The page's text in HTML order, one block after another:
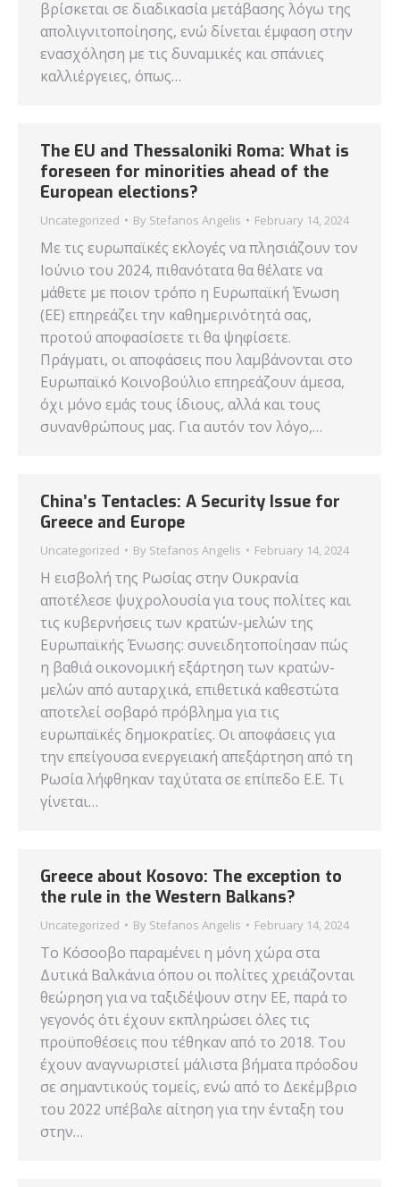
βρίσκεται σε διαδικασία μετάβασης λόγω της
απολιγνιτοποίησης, ενώ δίνεται έμφαση στην
ενασχόληση με τις δυναμικές και σπάνιες
καλλιέργειες, όπως…
The EU and Thessaloniki Roma: What is
foreseen for minorities ahead of the
European elections?
Uncategorized By Stefanos Angelis February 14, 2024
Με τις ευρωπαϊκές εκλογές να πλησιάζουν τον
Ιούνιο του 2024, πιθανότατα θα θέλατε να
μάθετε με ποιον τρόπο η Ευρωπαϊκή Ένωση
(ΕΕ) επηρεάζει την καθημερινότητά σας,
προτού αποφασίσετε τι θα ψηφίσετε.
Πράγματι, οι αποφάσεις που λαμβάνονται στο
Ευρωπαϊκό Κοινοβούλιο επηρεάζουν άμεσα,
όχι μόνο εμάς τους ίδιους, αλλά και τους
συνανθρώπους μας. Για αυτόν τον λόγο,…
China’s Tentacles: A Security Issue for
Greece and Europe
Uncategorized By Stefanos Angelis February 14, 2024
Η εισβολή της Ρωσίας στην Ουκρανία
αποτέλεσε ψυχρολουσία για τους πολίτες και
τις κυβερνήσεις των κρατών-μελών της
Ευρωπαϊκής Ένωσης: συνειδητοποίησαν πώς
η βαθιά οικονομική εξάρτηση των κρατών-
μελών από αυταρχικά, επιθετικά καθεστώτα
αποτελεί σοβαρό πρόβλημα για τις
ευρωπαϊκές δημοκρατίες. Οι αποφάσεις για
την επείγουσα ενεργειακή απεξάρτηση από τη
Ρωσία λήφθηκαν ταχύτατα σε επίπεδο Ε.Ε. Τι
γίνεται…
Greece about Kosovo: The exception to
the rule in the Western Balkans?
Uncategorized By Stefanos Angelis February 14, 2024
Το Κόσοοβο παραμένει η μόνη χώρα στα
Δυτικά Βαλκάνια όπου οι πολίτες χρειάζονται
θεώρηση για να ταξιδέψουν στην ΕΕ, παρά το
γεγονός ότι έχουν εκπληρώσει όλες τις
προϋποθέσεις που τέθηκαν από το 2018. Του
έχουν αναγνωριστεί μάλιστα βήματα πρόοδου
σε σημαντικούς τομείς, ενώ από το Δεκέμβριο
του 2022 υπέβαλε αίτηση για την ένταξη του
στην…